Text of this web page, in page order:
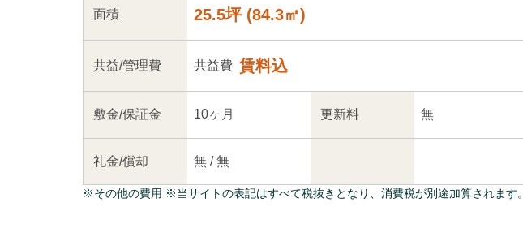
面積 25.5坪 (84.3㎡)
共益/管理費 共益費 賃料込
敷金/保証金 10ヶ月 更新料 無
礼金/償却 無 /無
※その他の費用 ※当サイトの表記はすべて税抜きとなり、消費税が別途加算されます。